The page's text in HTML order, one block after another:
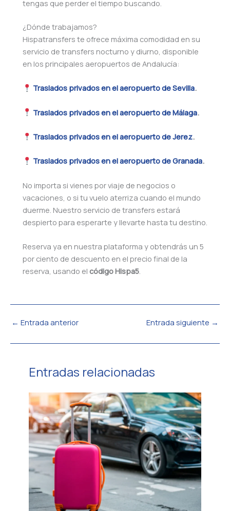
tengas que perder el tiempo buscando.
¿Dónde trabajamos?
Hispatransfers te ofrece máxima comodidad en su
servicio de transfers nocturno y diurno, disponible
en los principales aeropuertos de Andalucía:
Traslados privados en el aeropuerto de Sevilla.
Traslados privados en el aeropuerto de Málaga.
Traslados privados en el aeropuerto de Jerez.
Traslados privados en el aeropuerto de Granada.
No importa si vienes por viaje de negocios o
vacaciones, o si tu vuelo aterriza cuando el mundo
duerme. Nuestro servicio de transfers estará
despierto para esperarte y llevarte hasta tu destino.
Reserva ya en nuestra plataforma y obtendrás un 5
por ciento de descuento en el precio final de la
reserva, usando el código Hispa5
← Entrada anterior Entrada siguiente →
Entradas relacionadas